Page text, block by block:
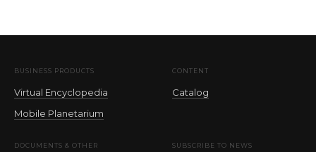
BUSINESS PRODUCTS
Virtual Encyclopedia
Mobile Planetarium
CONTENT
Catalog
DOCUMENTS & OTHER SUBSCRIBE TO NEWS